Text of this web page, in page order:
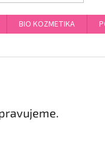
BIO KOZMETIKA